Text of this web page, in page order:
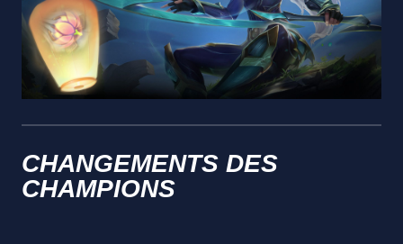
CHANGEMENTS DES
CHAMPIONS